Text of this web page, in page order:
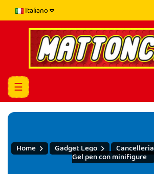
Italiano
navigazione
Toggle
☰
Home Gadget Lego Cancelleria
Gel pen con minifigure